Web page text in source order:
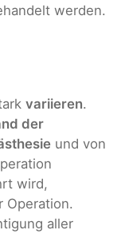
werden.
variieren.
der
und von
wird,
Operation.
aller